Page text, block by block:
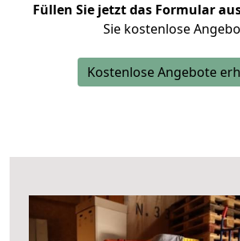
Füllen Sie jetzt das Formular
Sie kostenlose
Kostenlose Angebote